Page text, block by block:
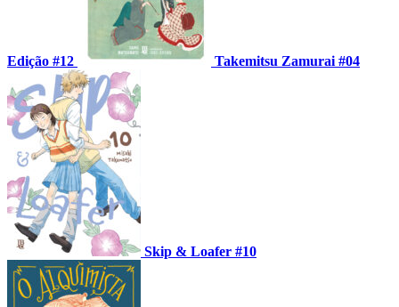
Edição #12 Takemitsu Zamurai #04
Skip & Loafer #10